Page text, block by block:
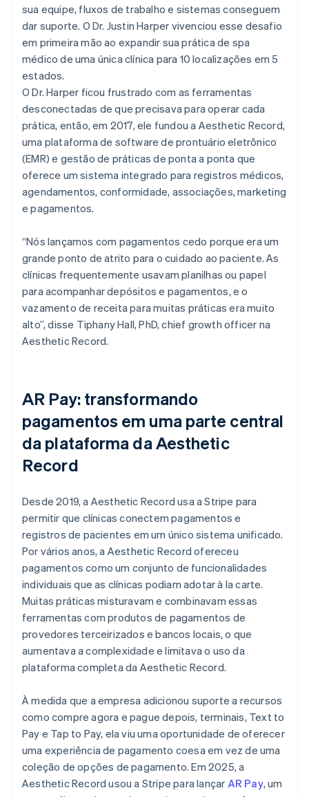
sua equipe, fluxos de trabalho e sistemas conseguem
dar suporte. O Dr. Justin Harper vivenciou esse desafio
em primeira mão ao expandir sua prática de spa
médico de uma única clínica para 10 localizações em 5
estados.
O Dr. Harper ficou frustrado com as ferramentas
desconectadas de que precisava para operar cada
prática, então, em 2017, ele fundou a Aesthetic Record,
uma plataforma de software de prontuário eletrônico
(EMR) e gestão de práticas de ponta a ponta que
oferece um sistema integrado para registros médicos,
agendamentos, conformidade, associações, marketing
e pagamentos.
“Nós lançamos com pagamentos cedo porque era um
grande ponto de atrito para o cuidado ao paciente. As
clínicas frequentemente usavam planilhas ou papel
para acompanhar depósitos e pagamentos, e o
vazamento de receita para muitas práticas era muito
alto”, disse Tiphany Hall, PhD, chief growth officer na
Aesthetic Record.
AR Pay: transformando
pagamentos em uma parte central
da plataforma da Aesthetic
Record
Desde 2019, a Aesthetic Record usa a Stripe para
permitir que clínicas conectem pagamentos e
registros de pacientes em um único sistema unificado.
Por vários anos, a Aesthetic Record ofereceu
pagamentos como um conjunto de funcionalidades
individuais que as clínicas podiam adotar à la carte.
Muitas práticas misturavam e combinavam essas
ferramentas com produtos de pagamentos de
provedores terceirizados e bancos locais, o que
aumentava a complexidade e limitava o uso da
plataforma completa da Aesthetic Record.
À medida que a empresa adicionou suporte a recursos
como compre agora e pague depois, terminais, Text to
Pay e Tap to Pay, ela viu uma oportunidade de oferecer
uma experiência de pagamento coesa em vez de uma
coleção de opções de pagamento. Em 2025, a
Aesthetic Record usou a Stripe para lançar AR Pay, um